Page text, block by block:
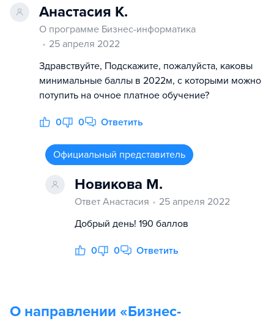
Анастасия К.
О программе Бизнес-информатика
25 апреля 2022
Здравствуйте, Подскажите, пожалуйста, каковы
минимальные баллы в 2022м, с которыми можно
потупить на очное платное обучение?
0 0 Ответить
Официальный представитель
Новикова М.
Ответ Анастасия
25 апреля 2022
Добрый день! 190 баллов
0 0 Ответить
О направлении «Бизнес-